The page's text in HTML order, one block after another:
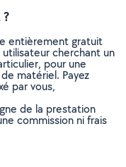
entièrement gratuit
cherchant un
pour une
matériel. Payez
par vous,
de la prestation
commission ni frais